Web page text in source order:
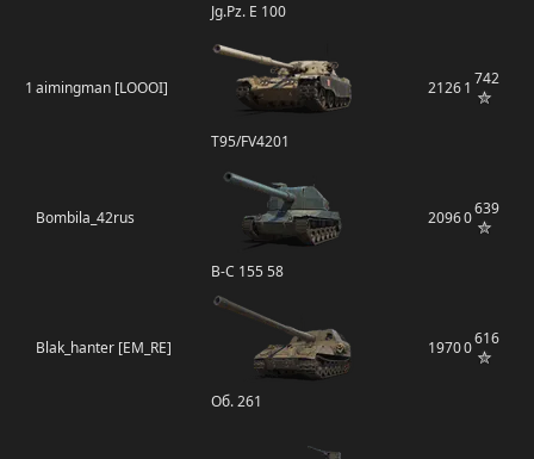
Jg.Pz. E 100
1 aimingman [LOOOI]
T95/FV4201
21261 742
Bombila_42rus
B-C 155 58
20960639
Blak_hanter [EM_RE]
Об. 261
19700616